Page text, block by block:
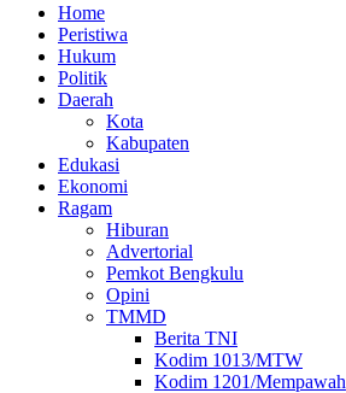
Home
Peristiwa
Hukum
Politik
Daerah
Kota
Kabupaten
Edukasi
Ekonomi
Ragam
Hiburan
Advertorial
Pemkot Bengkulu
Opini
TMMD
Berita TNI
Kodim 1013/MTW
Kodim 1201/Mempawah